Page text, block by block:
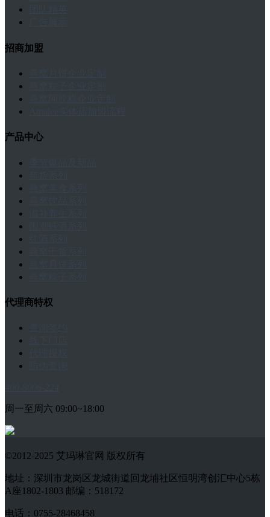
招商加盟
产品中心
代理商特权
周一至周六 09:00~18:00
©2012-2025 艾玛琳官网 版权所有
地址：深圳市龙岗区龙城街道回龙埔社区恒明湾创汇中心5栋
A座1802-1803 邮编：518172
电话：0755-28468458